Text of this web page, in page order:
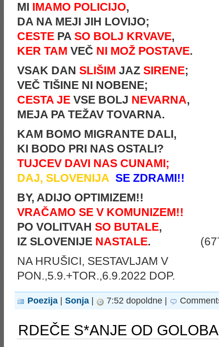
MI IMAMO POLICIJO,
DA NA MEJI JIH LOVIJO;
CESTE PA SO BOLJ KRVAVE,
KER TAM VEČ NI MOŽ POSTAVE.
VSAK DAN SLIŠIM JAZ SIRENE;
VEČ TIŠINE NI NOBENE;
CESTA JE VSE BOLJ NEVARNA,
MEJA PA TEŽAV TOVARNA.
KAM BOMO MIGRANTE DALI,
KI BODO PRI NAS OSTALI?
TUJCEV DAVI NAS CUNAMI;
DAJ, SLOVENIJA SE ZDRAMI!!
BY, ADIJO OPTIMIZEM!!
VRAČAMO SE V KOMUNIZEM!!
PO VOLITVAH SO BUTALE,
IZ SLOVENIJE NASTALE.
NA HRUŠICI, SESTAVLJAM V
PON.,5.9.+TOR.,6.9.2022 DOP.
Poezija Sonja 7:52 dopoldne |
RDEČE S*ANJE OD GOLOBA